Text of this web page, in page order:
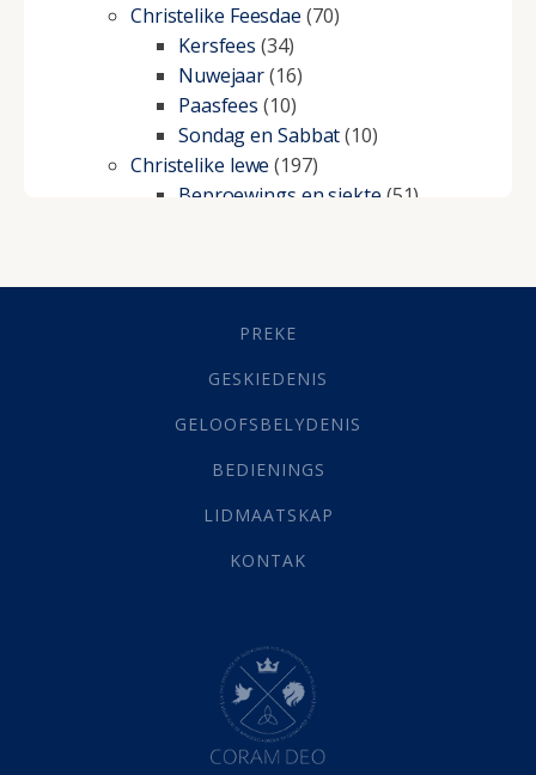
Christelike Feesdae (70)
Kersfees (34)
Nuwejaar(16)
Paasfees (10)
Sondag en Sabbat(10)
Christelike lewe (197)
Beproewings en siekte (51)
Geestelike Groei(10)
(21)
Grys Areas(4)
Lewensdoel(3)
Selfondersoek(1)
Werk(22)
(142)
Hemel (31)
Israel (14)
Millennium(1)
Oordeelsdag(19)
PREKE
GESKIEDENIS
GELOOFSBELYDENIS
BEDIENINGS
LIDMAATSKAP
KONTAK